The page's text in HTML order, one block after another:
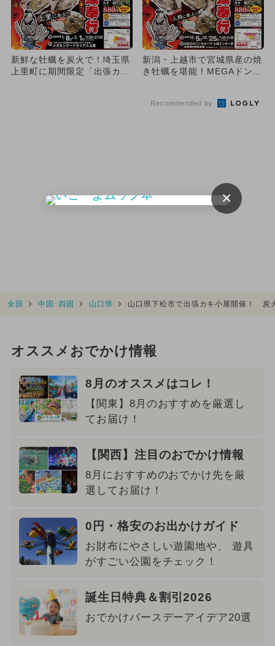
新鮮な牡蠣を炭火で！埼玉県
上里町に期間限定「出張カキ
新潟・上越市で宮城県産の焼
き牡蠣を堪能！MEGAドン・
Recommended by
全国 中国･四国 山口県 山口県下松市で出張カキ小屋開催！ 炭
オススメおでかけ情報
8月のオススメはコレ！
【関東】8月のおすすめを厳選し
てお届け！
【関西】注目のおでかけ情報
8月におすすめのおでかけ先を厳
選してお届け！
0円・格安のお出かけガイド
お財布にやさしい遊園地や、 遊具
がすごい公園をチェック！
誕生日特典＆割引2026
おでかけバースデーアイデア20選
×